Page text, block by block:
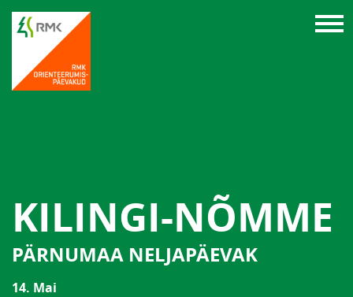
KILINGI-NÕMME
PÄRNUMAA NELJAPÄEVAK
14. Mai